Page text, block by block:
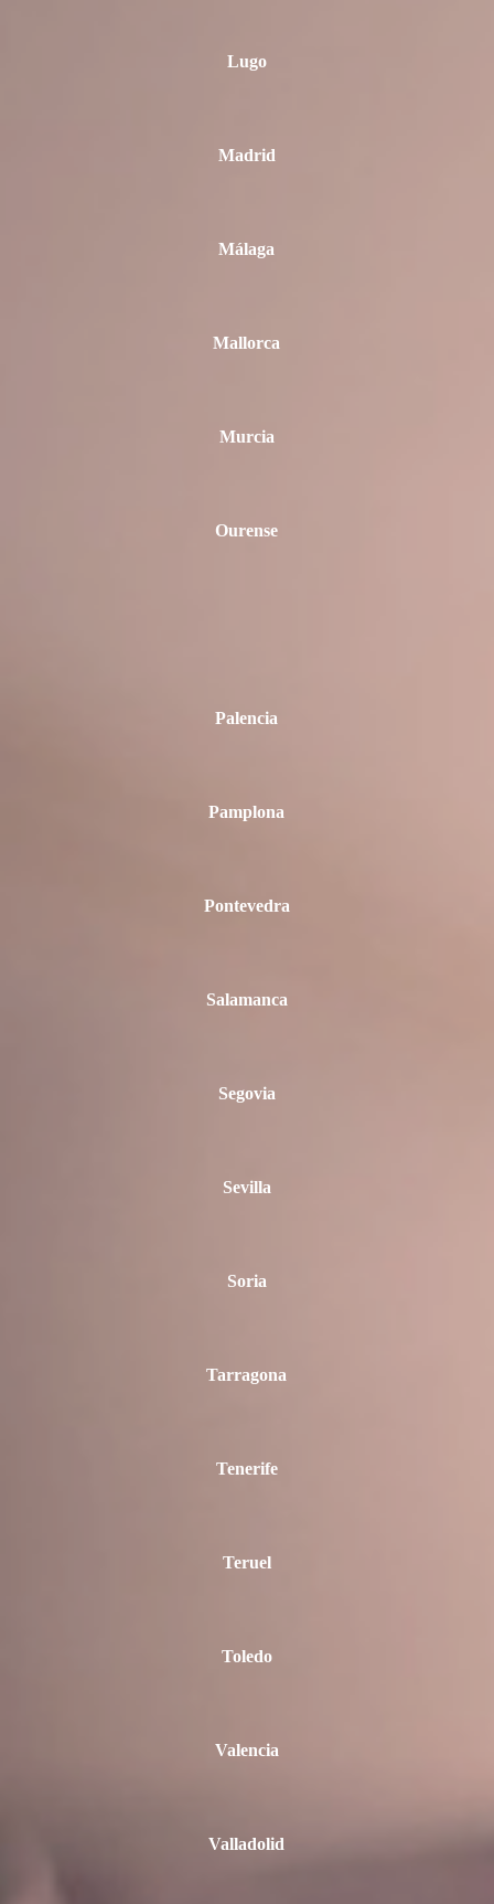
Lugo
Madrid
Málaga
Mallorca
Murcia
Ourense
Palencia
Pamplona
Pontevedra
Salamanca
Segovia
Sevilla
Soria
Tarragona
Tenerife
Teruel
Toledo
Valencia
Valladolid